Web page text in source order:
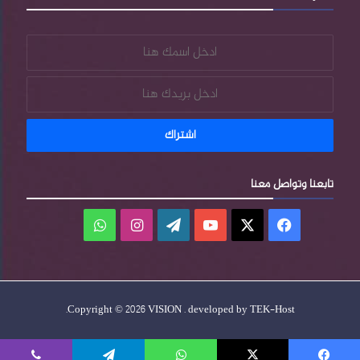
تابعنا وتواصل معنا
فيسبوك ‫YouTube
‫WordPress
انستقرام
Copyright © 2026 VISION . developed byTEK-Host
.